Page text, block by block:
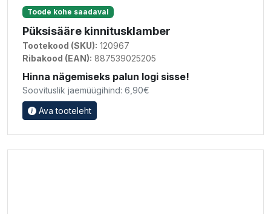
Toode kohe saadaval
Püksisääre kinnitusklamber
Tootekood (SKU): 120967
Ribakood (EAN): 887539025205
Hinna nägemiseks palun logi sisse!
Soovituslik jaemüügihind: 6,90€
Ava tooteleht